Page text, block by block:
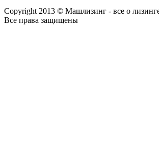
Copyright 2013 © Машлизинг - все о
Все права защищены